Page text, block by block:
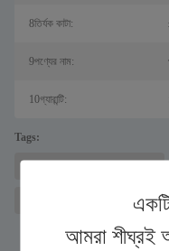
আমরা শীঘ্রই
8তির্যক কাটা:
9পণ্যের নাম:
10গ্যারান্টি:
Tags:
1.২৫ কিলোওয়াট কার্বন ডাই অক্সাইড